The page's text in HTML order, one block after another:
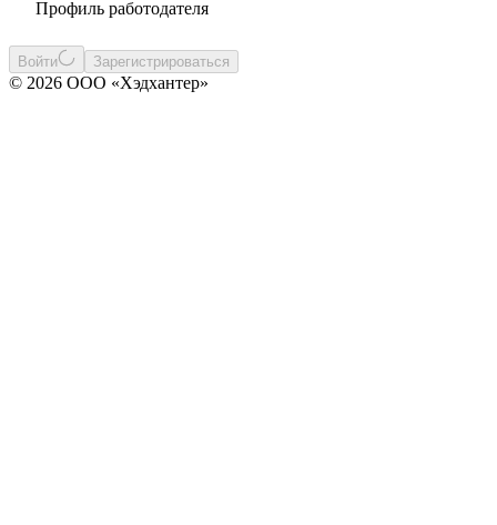
Профиль работодателя
Войти Зарегистрироваться
© 2026 ООО «Хэдхантер»